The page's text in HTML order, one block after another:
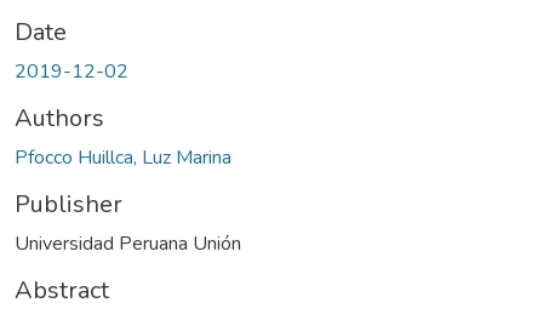
Date
2019-12-02
Authors
Pfocco Huillca, Luz Marina
Publisher
Universidad Peruana Unión
Abstract